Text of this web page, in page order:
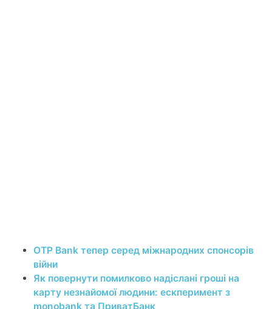
OTP Bank тепер серед міжнародних спонсорів
війни
Як повернути помилково надіслані гроші на
карту незнайомої людини: ескперимент з
monobank та ПриватБанк